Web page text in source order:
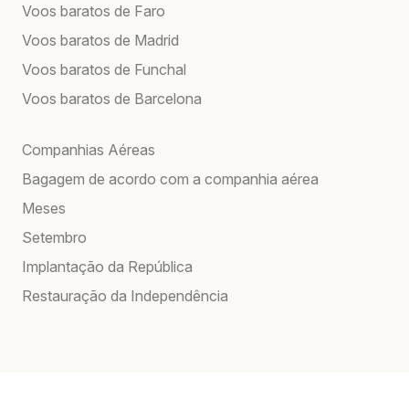
Voos baratos de Faro
Voos baratos de Madrid
Voos baratos de Funchal
Voos baratos de Barcelona
Companhias Aéreas
Bagagem de acordo com a companhia aérea
Meses
Setembro
Implantação da República
Restauração da Independência